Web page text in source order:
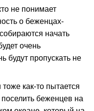
не понимает
о беженцах-
начать
очень
будут пропускать не
как-то пытается
беженцев на